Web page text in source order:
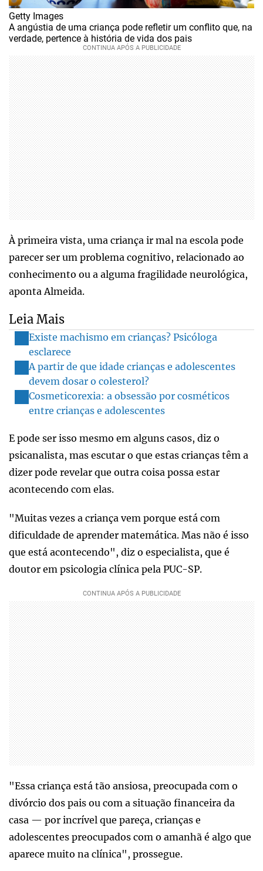
Getty Images
A angústia de uma criança pode refletir um conflito que, na
verdade, pertence à história de vida dos pais
À primeira vista, uma criança ir mal na escola pode
parecer ser um problema cognitivo, relacionado ao
conhecimento ou a alguma fragilidade neurológica,
aponta Almeida.
Leia Mais
Existe machismo em crianças? Psicóloga
esclarece
A partir de que idade crianças e adolescentes
devem dosar o colesterol?
Cosmeticorexia: a obsessão por cosméticos
entre crianças e adolescentes
E pode ser isso mesmo em alguns casos, diz o
psicanalista, mas escutar o que estas crianças têm a
dizer pode revelar que outra coisa possa estar
acontecendo com elas.
"Muitas vezes a criança vem porque está com
dificuldade de aprender matemática. Mas não é isso
que está acontecendo", diz o especialista, que é
doutor em psicologia clínica pela PUC-SP.
"Essa criança está tão ansiosa, preocupada com o
divórcio dos pais ou com a situação financeira da
casa — por incrível que pareça, crianças e
adolescentes preocupados com o amanhã é algo que
aparece muito na clínica", prossegue.